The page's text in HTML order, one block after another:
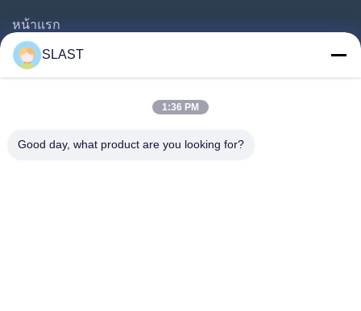
หน้าแรก
สินค้า
วิดีโอ
ทัวร์โรงงาน
SLAST
1:36 PM
Good day, what product are you looking for?